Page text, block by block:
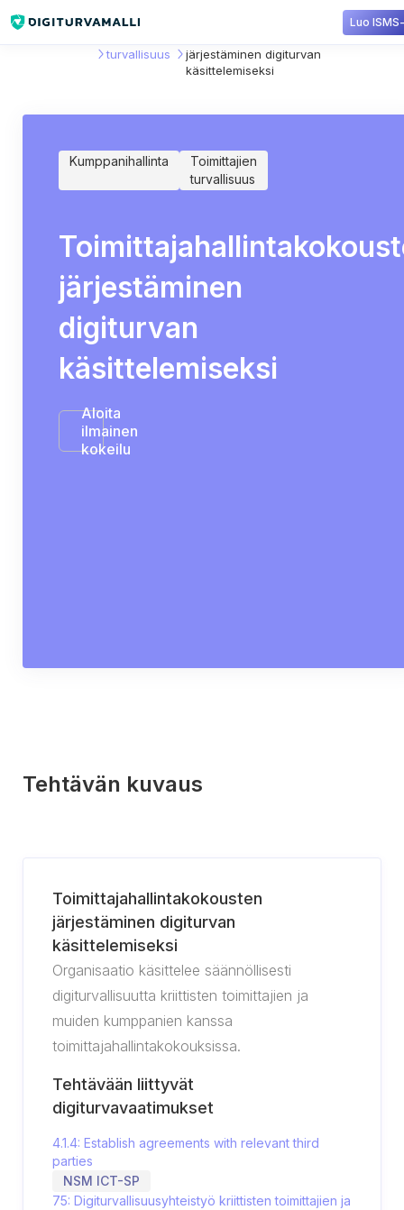
Luo
turvallisuus
järjestäminen digiturvan
käsittelemiseksi
Kumppanihallinta
Toimittajien
turvallisuus
järjestäminen
digiturvan
käsittelemiseksi
Aloita
ilmainen
kokeilu
Tehtävän kuvaus
Toimittajahallintakokousten
järjestäminen digiturvan
käsittelemiseksi
Organisaatio käsittelee säännöllisesti
digiturvallisuutta kriittisten toimittajien ja
muiden kumppanien kanssa
toimittajahallintakokouksissa.
Tehtävään liittyvät
digiturvavaatimukset
4.1.4: Establish agreements with relevant third
parties
NSM ICT-SP
75: Digiturvallisuusyhteistyö kriittisten toimittajien ja